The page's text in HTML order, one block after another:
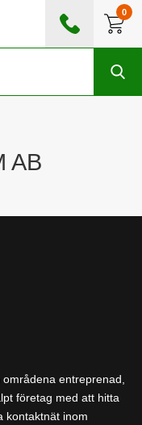
0
AB
entreprenad,
företag med att hitta
kontaktnät inom